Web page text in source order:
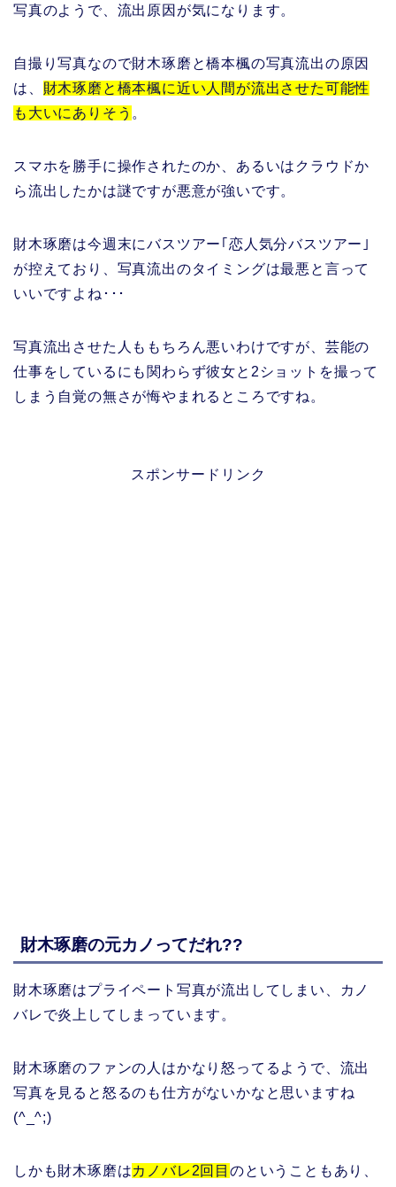
写真のようで、流出原因が気になります。
自撮り写真なので財木琢磨と橋本楓の写真流出の原因
は、 財木琢磨と橋本楓に近い人間が流出させた可能性
も大いにありそう 。
スマホを勝手に操作されたのか、あるいはクラウドか
ら流出したかは謎ですが悪意が強いです。
財木琢磨は今週末にバスツアー｢恋人気分バスツアー｣
が控えており、写真流出のタイミングは最悪と言って
いいですよね･･･
写真流出させた人ももちろん悪いわけですが、芸能の
仕事をしているにも関わらず彼女と2ショットを撮って
しまう自覚の無さが悔やまれるところですね。
スポンサードリンク
財木琢磨の元カノってだれ??
財木琢磨はプライペート写真が流出してしまい、カノ
バレで炎上してしまっています。
財木琢磨のファンの人はかなり怒ってるようで、流出
写真を見ると怒るのも仕方がないかなと思いますね
(^_^;)
しかも財木琢磨はカノバレ2回目のということもあり、